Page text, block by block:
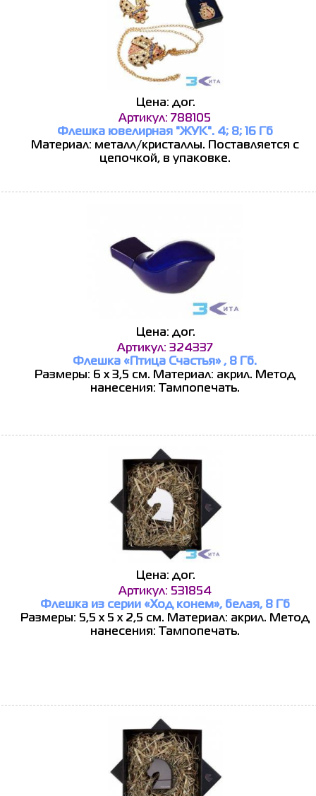
Цена: дог.
Артикул: 788105
Флешка ювелирная "ЖУК". 4; 8; 16 Гб
Материал: металл/кристаллы. Поставляется с
цепочкой, в упаковке.
Цена: дог.
Артикул: 324337
Флешка «Птица Счастья» , 8 Гб.
Размеры: 6 x 3,5 см. Материал: акрил. Метод
нанесения: Тампопечать.
Цена: дог.
Артикул: 531854
Флешка из серии «Ход конем», белая, 8 Гб
Размеры: 5,5 х 5 х 2,5 см. Материал: акрил. Метод
нанесения: Тампопечать.